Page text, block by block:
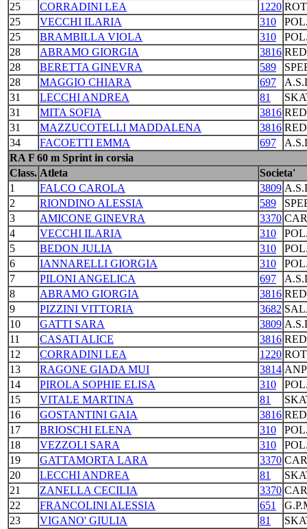
25
CORRADINI LEA 1220
25
VECCHI ILARIA 310
25
BRAMBILLA VIOLA 310
28
ABRAMO GIORGIA 3816
28
BERETTA GINEVRA 589
28
MAGGIO CHIARA 697
31
LECCHI ANDREA 81
31
MITA SOFIA 3816
31
MAZZUCOTELLI MADDALENA 3816
34
FACOETTI EMMA 697
RA F 60 m Sprint in corsia
Class. Atleta
Societa'
1
FALCO CAROLA 3809
2
RIONDINO ALESSIA 589
3
AMICONE GINEVRA 3370
4
VECCHI ILARIA 310
5
BEDON JULIA 310
6
IANNARELLI GIORGIA 310
7
PILONI ANGELICA 697
8
ABRAMO GIORGIA 3816
9
PIZZINI VITTORIA 3682
10
GATTI SARA 3809
11
CASATI ALICE 3816
12
CORRADINI LEA 1220
13
RAGONE GIADA MUI 3814
14
PIROLA SOPHIE ELISA 310
15
VITALE MARTINA 81
16
GOSTANTINI GAIA 3816
17
BRIOSCHI ELENA 310
18
VEZZOLI SARA 310
19
GATTAMORTA LARA 3370
20
LECCHI ANDREA 81
21
ZANELLA CECILIA 3370
22
FRANCOLINI ALESSIA 651
23
VIGANO' GIULIA 81